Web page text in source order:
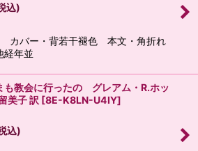
込)
カバー・背若干褪色 本文・角折れ
年並
も教会に行ったの グレアム・R.ホッ
美子 訳 [8E-K8LN-U4IY]
込)